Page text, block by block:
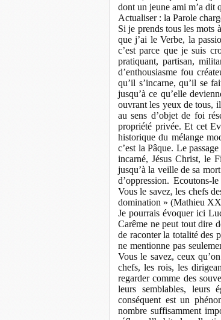
dont un jeune ami m’a dit
Actualiser : la Parole
Si je prends tous les mots
que j’ai le Verbe, la
c’est parce que je suis
pratiquant, partisan,
d’enthousiasme fou
qu’il s’incarne, qu’il se
jusqu’à ce qu’elle
ouvrant les yeux de tous,
au sens d’objet de foi
propriété privée. Et cet
historique du mélange
c’est la Pâque. Le
incarné, Jésus Christ, le
jusqu’à la veille de sa
d’oppression. Ecoutons-
Vous le savez, les chefs
domination » (Mathieu
Je pourrais évoquer ici
Carême ne peut tout dire
de raconter la totalité des
ne mentionne pas
Vous le savez, ceux
chefs, les rois, les
regarder comme des
leurs semblables, leurs
conséquent est un
nombre suffisamment